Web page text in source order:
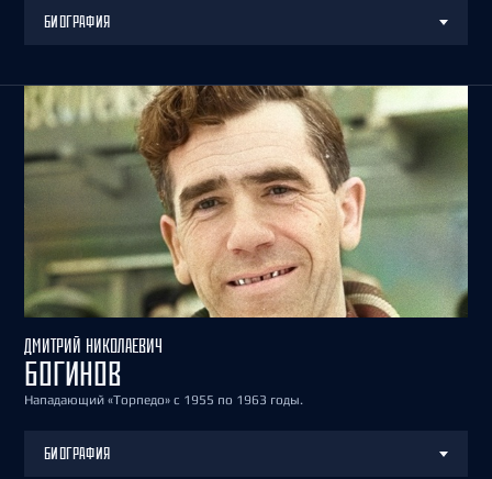
БИОГРАФИЯ
ДМИТРИЙ НИКОЛАЕВИЧ
БОГИНОВ
Нападающий «Торпедо» с 1955 по 1963 годы.
БИОГРАФИЯ